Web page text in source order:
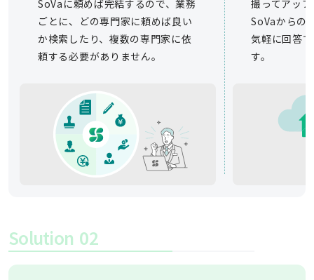
SoVaに頼めば完結するので、業務
ごとに、どの専門家に頼めば良い
か検索したり、複数の専門家に依
頼する必要がありません。
撮ってアッ
SoVaからの
気軽に回答
す。
Solution 02